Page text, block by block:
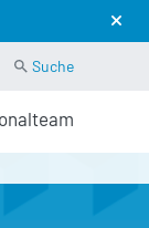
Suche(current)